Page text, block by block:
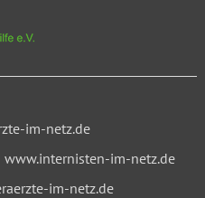
im-netz.de
www.internisten-im-netz.de
im-netz.de